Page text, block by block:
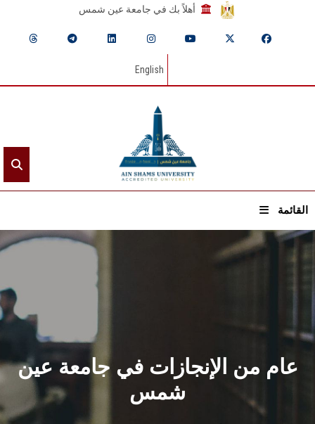
أهلاً بك في جامعة عين شمس
English
القائمة
الرئيسيـة
عن الجامعة
القطاعـات
الشئون الأكاديمية
البحث العلمي
عام من الإنجازات في جامعة عين
شمس